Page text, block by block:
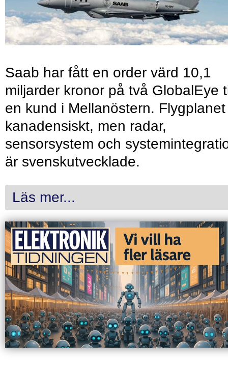
Saab har fått en order värd 10,1
miljarder kronor på två GlobalEye
en kund i Mellanöstern.
kanadensiskt, men radar,
sensorsystem och
är svenskutvecklade.
Läs mer...